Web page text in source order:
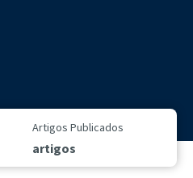
Artigos Publicados
artigos